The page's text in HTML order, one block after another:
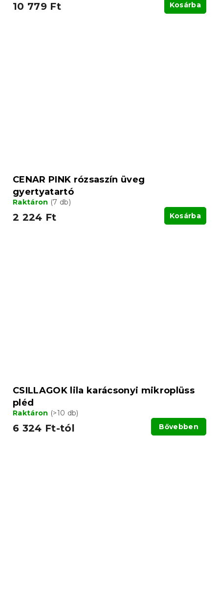
10 779 Ft Kosárba
CENAR PINK rózsaszín üveg
gyertyatartó
Raktáron (7 db)
2 224 Ft Kosárba
CSILLAGOK lila karácsonyi mikroplüss
pléd
Raktáron (>10 db)
6 324 Ft-tól Bővebben